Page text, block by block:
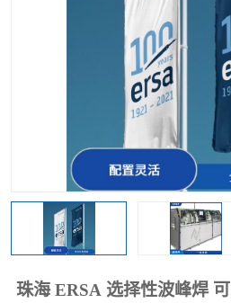
珠海 ERSA 选择性波峰焊